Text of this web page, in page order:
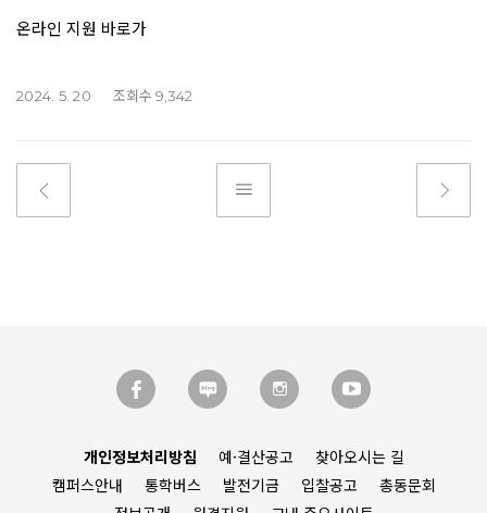
온라인 지원 바로가
2024. 5. 20 조회수 9,342
개인정보처리방침 예·결산공고
찾아오시는 길
캠퍼스안내
통학버스 발전기금 입찰공고
총동문회